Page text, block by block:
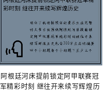
阿根廷河床提前锁定阿甲联赛冠
军精彩时刻 继往开来续写辉煌历